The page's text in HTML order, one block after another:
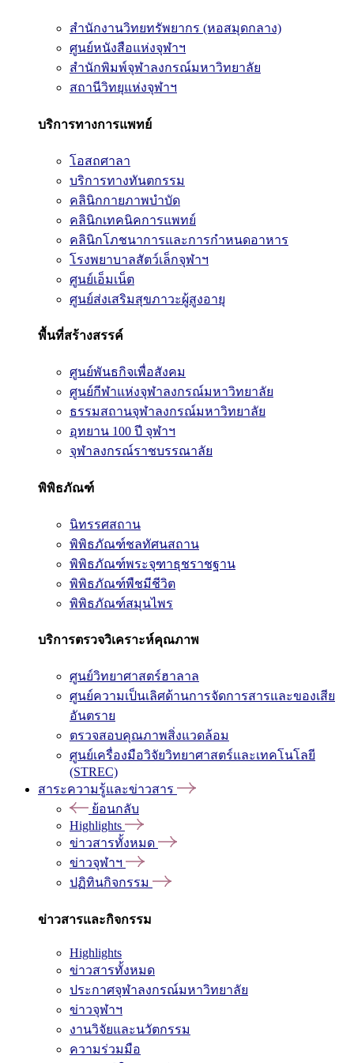
สำนักงานวิทยทรัพยากร (หอสมุดกลาง)
ศูนย์หนังสือแห่งจุฬาฯ
สำนักพิมพ์จุฬาลงกรณ์มหาวิทยาลัย
สถานีวิทยุแห่งจุฬาฯ
บริการทางการแพทย์
โอสถศาลา
บริการทางทันตกรรม
คลินิกกายภาพบำบัด
คลินิกเทคนิคการแพทย์
คลินิกโภชนาการและการกำหนดอาหาร
โรงพยาบาลสัตว์เล็กจุฬาฯ
ศูนย์เอ็มเน็ต
ศูนย์ส่งเสริมสุขภาวะผู้สูงอายุ
พื้นที่สร้างสรรค์
ศูนย์พันธกิจเพื่อสังคม
ศูนย์กีฬาแห่งจุฬาลงกรณ์มหาวิทยาลัย
ธรรมสถานจุฬาลงกรณ์มหาวิทยาลัย
อุทยาน 100 ปี จุฬาฯ
จุฬาลงกรณ์ราชบรรณาลัย
พิพิธภัณฑ์
นิทรรศสถาน
พิพิธภัณฑ์ชลทัศนสถาน
พิพิธภัณฑ์พระจุฑาธุชราชฐาน
พิพิธภัณฑ์พืชมีชีวิต
พิพิธภัณฑ์สมุนไพร
บริการตรวจวิเคราะห์คุณภาพ
ศูนย์วิทยาศาสตร์ฮาลาล
ศูนย์ความเป็นเลิศด้านการจัดการสารและของเสีย
อันตราย
ตรวจสอบคุณภาพสิ่งแวดล้อม
ศูนย์เครื่องมือวิจัยวิทยาศาสตร์และเทคโนโลยี
(STREC)
สาระความรู้และข่าวสาร
ย้อนกลับ
Highlights
ข่าวสารทั้งหมด
ข่าวจุฬาฯ
ปฏิทินกิจกรรม
ข่าวสารและกิจกรรม
Highlights
ข่าวสารทั้งหมด
ประกาศจุฬาลงกรณ์มหาวิทยาลัย
ข่าวจุฬาฯ
งานวิจัยและนวัตกรรม
ความร่วมมือ